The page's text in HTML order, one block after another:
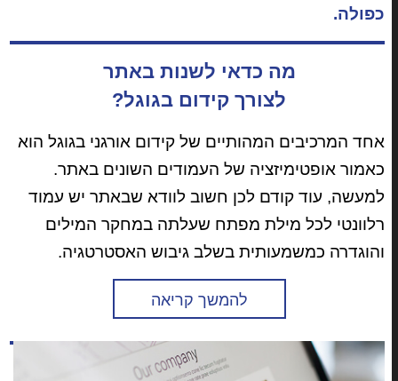
כפולה.
מה כדאי לשנות באתר
לצורך קידום בגוגל?
אחד המרכיבים המהותיים של קידום אורגני בגוגל הוא
כאמור אופטימיזציה של העמודים השונים באתר.
למעשה, עוד קודם לכן חשוב לוודא שבאתר יש עמוד
רלוונטי לכל מילת מפתח שעלתה במחקר המילים
והוגדרה כמשמעותית בשלב גיבוש האסטרטגיה.
להמשך קריאה